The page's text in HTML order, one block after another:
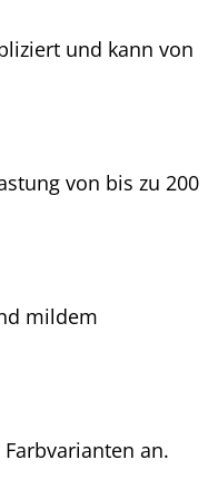
und kann von
von bis zu 200
mildem
an.